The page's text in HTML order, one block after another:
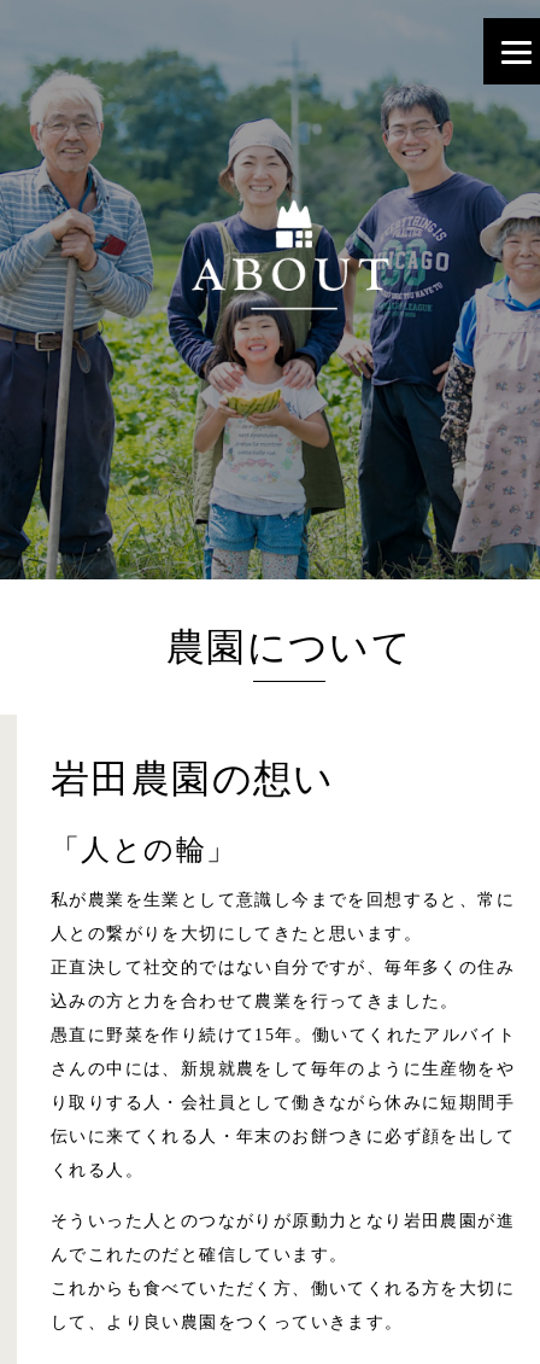
農園について
岩田農園の想い
「人との輪」
私が農業を生業として意識し今までを回想すると、常に
人との繋がりを大切にしてきたと思います。
正直決して社交的ではない自分ですが、毎年多くの住み
込みの方と力を合わせて農業を行ってきました。
愚直に野菜を作り続けて15年。働いてくれたアルバイト
さんの中には、新規就農をして毎年のように生産物をや
り取りする人・会社員として働きながら休みに短期間手
伝いに来てくれる人・年末のお餅つきに必ず顔を出して
くれる人。
そういった人とのつながりが原動力となり岩田農園が進
んでこれたのだと確信しています。
これからも食べていただく方、働いてくれる方を大切に
して、より良い農園をつくっていきます。